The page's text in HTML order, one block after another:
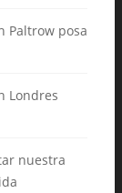
Paltrow posa
Londres
nuestra